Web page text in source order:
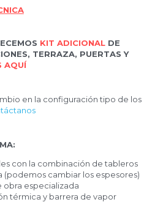
KIT ADICIONAL DE
TERRAZA, PUERTAS Y
AQUÍ
en la configuración tipo de los
con la combinación de tableros
(podemos cambiar los espesores)
obra especializada
térmica y barrera de vapor